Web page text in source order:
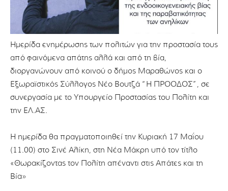
Ημερίδα ενημέρωσης των πολιτών για την προστασία τους
από φαινόμενα απάτης αλλά και από τη βία,
διοργανώνουν από κοινού ο δήμος Μαραθώνος και ο
Εξωραϊστικός Σύλλογος Νέο Βουτζά “Η ΠΡΟΟΔΟΣ”, σε
συνεργασία με το Υπουργείο Προστασίας του Πολίτη και
την ΕΛ.ΑΣ.
Η ημερίδα θα πραγματοποιηθεί την Κυριακή 17 Μαΐου
(11.00) στο Σινέ Αλίκη, στη Νέα Μάκρη υπό τον τίτλο
«Θωρακίζοντας τον Πολίτη απέναντι στις Απάτες και τη
Βία»